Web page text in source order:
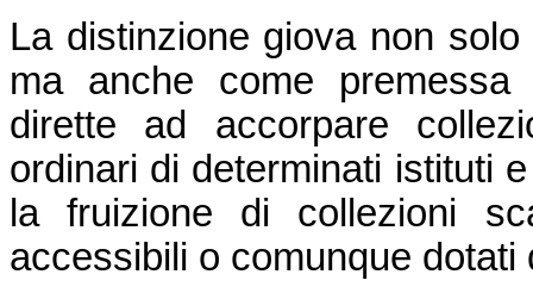
La distinzione giova non
ma anche come premessa
dirette ad accorpare
ordinari di determinati istituti
la fruizione di collezioni
accessibili o comunque